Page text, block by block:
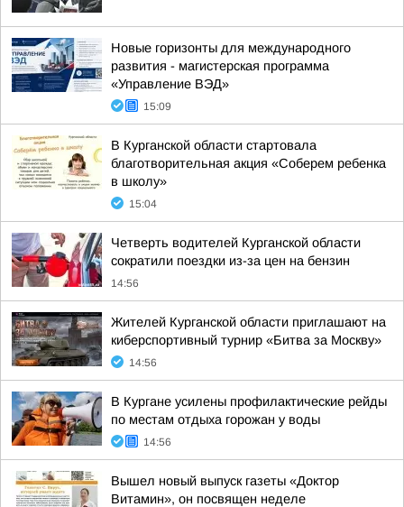
Новые горизонты для международного
развития - магистерская программа
«Управление ВЭД»
15:09
В Курганской области стартовала
благотворительная акция «Соберем ребенка
в школу»
15:04
Четверть водителей Курганской области
сократили поездки из-за цен на бензин
14:56
Жителей Курганской области приглашают на
киберспортивный турнир «Битва за Москву»
14:56
В Кургане усилены профилактические рейды
по местам отдыха горожан у воды
14:56
Вышел новый выпуск газеты «Доктор
Витамин», он посвящен неделе